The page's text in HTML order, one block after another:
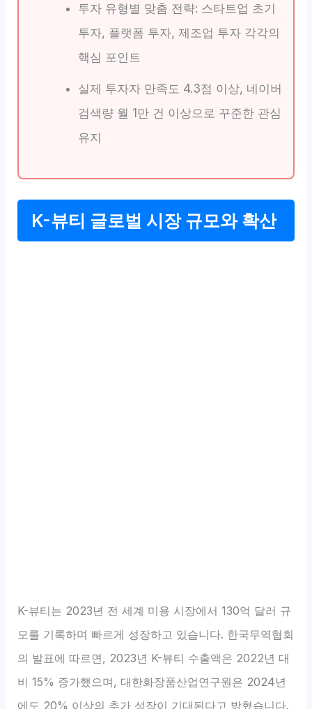
투자 유형별 맞춤 전략: 스타트업 초기
투자, 플랫폼 투자, 제조업 투자 각각의
핵심 포인트
실제 투자자 만족도 4.3점 이상, 네이버
검색량 월 1만 건 이상으로 꾸준한 관심
유지
K-뷰티 글로벌 시장 규모와 확산
K-뷰티는 2023년 전 세계 미용 시장에서 130억 달러 규
모를 기록하며 빠르게 성장하고 있습니다. 한국무역협회
의 발표에 따르면, 2023년 K-뷰티 수출액은 2022년 대
비 15% 증가했으며, 대한화장품산업연구원은 2024년
에도 20% 이상의 추가 성장이 기대된다고 밝혔습니다.